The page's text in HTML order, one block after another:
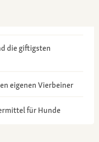
die giftigsten
eigenen Vierbeiner
für Hunde